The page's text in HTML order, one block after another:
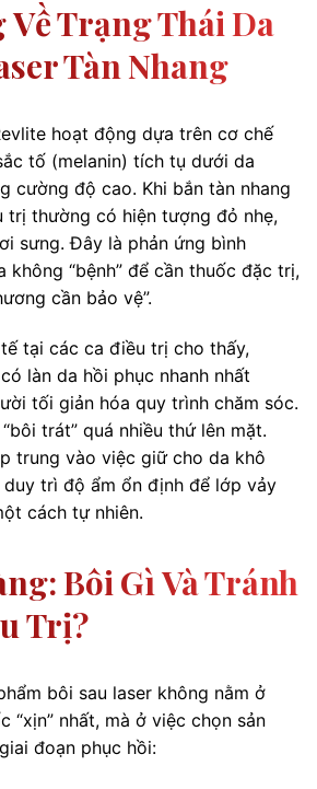
Trạng Thái Da
Tàn Nhang
hoạt động dựa trên cơ chế
tố (melanin) tích tụ dưới da
cường độ cao. Khi bắn tàn nhang
trị thường có hiện tượng đỏ nhẹ,
sưng. Đây là phản ứng bình
không “bệnh” để cần thuốc đặc trị,
cần bảo vệ”.
tại các ca điều trị cho thấy,
làn da hồi phục nhanh nhất
tối giản hóa quy trình chăm sóc.
trát” quá nhiều thứ lên mặt.
trung vào việc giữ cho da khô
duy trì độ ẩm ổn định để lớp vảy
cách tự nhiên.
Bôi Gì Và Tránh
Trị?
bôi sau laser không nằm ở
“xịn” nhất, mà ở việc chọn sản
đoạn phục hồi: